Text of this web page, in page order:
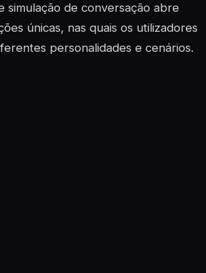
simulação de conversação abre
únicas, nas quais os utilizadores
personalidades e cenários.